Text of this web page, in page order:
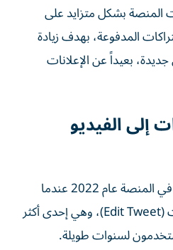
المنصة بشكل متزايد على
المدفوعة، بهدف زيادة
بعيداً عن الإعلانات
إلى الفيديو
بدأت رحلة التغييرات الكبرى في المنصة عام 2022 عندما
أطلقت ميزة تعديل التغريدات (Edit Tweet)، وهي إحدى أكثر
لسنوات طويلة.